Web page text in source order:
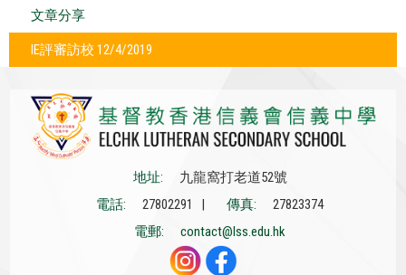
文章分享
IE評審訪校 12/4/2019
地址:
九龍窩打老道52號
電話:
27802291 | 傳真:
27823374
電郵:
contact@lss.edu.hk